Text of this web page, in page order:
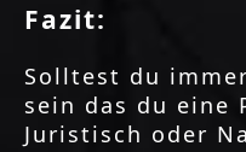
Fazit:
Solltest du
sein das du eine
Juristisch oder